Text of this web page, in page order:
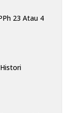
23 Atau 4